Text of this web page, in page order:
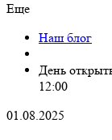
Еще
Наш блог
День
12:00
01.08.2025